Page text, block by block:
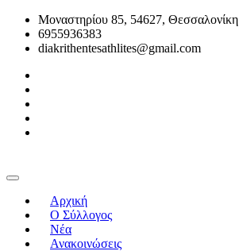
Μοναστηρίου 85, 54627, Θεσσαλονίκη
6955936383
diakrithentesathlites@gmail.com
Αρχική
O Σύλλογος
Νέα
Ανακοινώσεις